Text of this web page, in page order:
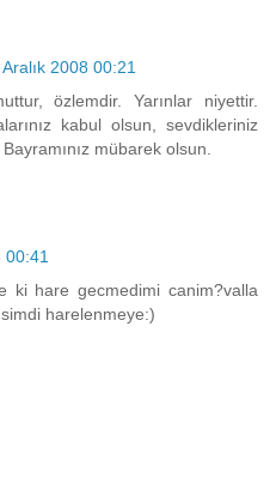
2008 00:21
özlemdir. Yarınlar niyettir.
kabul olsun, sevdikleriniz
mübarek olsun.
00:41
ki hare gecmedimi canim?valla
harelenmeye:)